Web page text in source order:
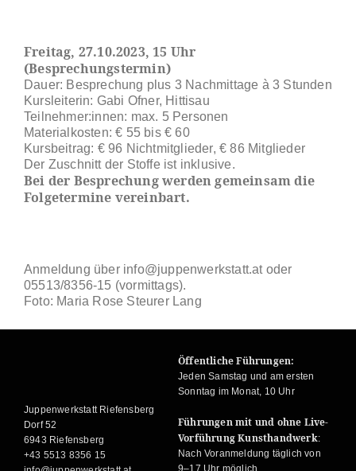
Freitag, 27.10.2023, 15 Uhr
(Besprechungstermin)
Dauer: Besprechung plus 3 Nachmittage à 3 Stunden
Kursleiterin: Gabi Ofner, Hittisau
Teilnehmer:innen: max. 5 Personen
Materialkosten: € 55 bis € 60
Kursbeitrag: € 96 Nichtmitglieder, € 86 Mitglieder
Der Zuschnitt der Stoffe ist inklusive.
Bei der Besprechung werden gemeinsam die
Folgetermine vereinbart.
Anmeldung über info@juppenwerkstatt.at oder
05513/8356-15 (vormittags).
Foto: Maria Rose Steurer Lang
Juppenwerkstatt Riefensberg
Dorf 52
6943 Riefensberg
+43 5513 8356 15
Öffentliche Führungen:
Jeden Samstag und am ersten
Sonntag im Monat, 10 Uhr
Führungen mit und ohne Live-
Vorführung Kunsthandwerk:
Nach Voranmeldung täglich von
9–17 Uhr möglich